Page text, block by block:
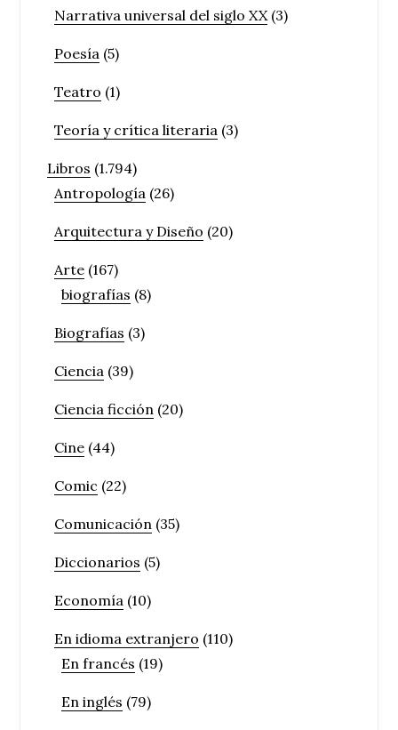
Narrativa universal del siglo XX(3)
Poesía (5)
Teatro (1)
Teoría y crítica literaria (3)
Libros (1.794)
Antropología (26)
Arquitectura y Diseño (20)
Arte (167)
biografías (8)
Biografías (3)
Ciencia (39)
Ciencia ficción (20)
Cine (44)
Comic (22)
Comunicación (35)
Diccionarios (5)
Economía (10)
En idioma extranjero (110)
En francés (19)
En inglés (79)